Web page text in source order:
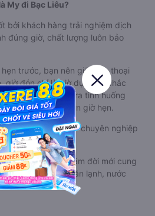
My đi Bạc Liêu?
bởi khách hàng trải nghiệm dịch
đúng giờ, chất lượng luôn bảo
trước, bạn nên giữ điện thoại
giờ đón chỉ là giờ dự kiến, chắc
Nên để tránh xảy ra tình huống
chuẩn bị sớm hơn giờ hẹn.
chu đáo, tư vấn chuyên nghiệp
khách hàng.
chất, xe giường nằm đời mới cung
trọng, có wifi, khăn lạnh, nước